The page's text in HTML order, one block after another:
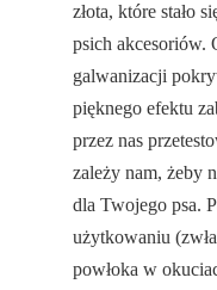
złota, które stało
psich akcesoriów.
galwanizacji
pięknego efektu
przez nas
zależy nam, żeby
dla Twojego psa.
użytkowaniu
powłoka w